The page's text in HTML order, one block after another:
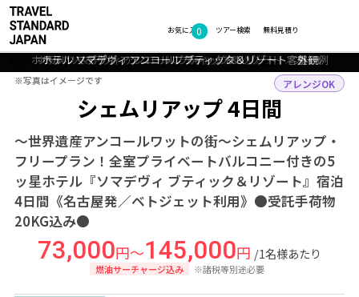
お気に入り
0 無料見積り
ツアー検索
アジア カンボジア シェムリアップ ツアー詳細
シェムリアップ 4日間
～世界遺産アンコールワットの街～シェムリアップ・
フリープラン！全室プライベートバルコニー付きの5
ッ星ホテル『ソマデヴィ ブティック＆リゾート』宿泊
4日間《名古屋発／ベトジェット利用》●受託手荷物
20KG込み●
アレンジOK
73,000円～145,000円 /1名様あたり
燃油サーチャージ込み ※諸税等別途必要
ホテル ソマデヴィ アンコール ブティック＆リゾート ラウンジ
シェムリアップ：アンコールワットのサンライズ
ホテル ソマデヴィ アンコール ブティック＆リゾート プール
ホテル ソマデヴィ アンコール ブティック＆リゾート 外観
ホテル ソマデヴィ アンコール ブティック＆リゾート 客室一例
フォトギャラリー
※写真はイメージです
※写真はイメージです